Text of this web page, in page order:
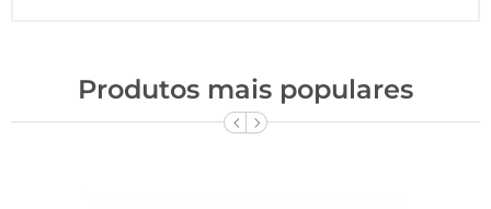
Produtos mais populares